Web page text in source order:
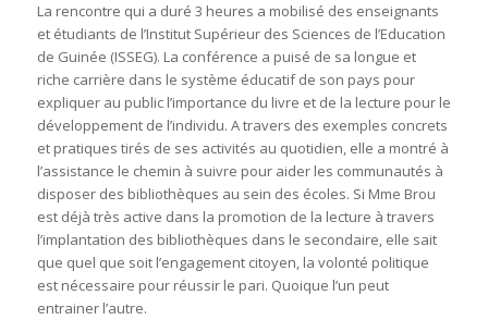
La rencontre qui a duré 3 heures a mobilisé des enseignants
et étudiants de l’Institut Supérieur des Sciences de l’Education
de Guinée (ISSEG). La conférence a puisé de sa longue et
riche carrière dans le système éducatif de son pays pour
expliquer au public l’importance du livre et de la lecture pour le
développement de l’individu. A travers des exemples concrets
et pratiques tirés de ses activités au quotidien, elle a montré à
l’assistance le chemin à suivre pour aider les communautés à
disposer des bibliothèques au sein des écoles. Si Mme Brou
est déjà très active dans la promotion de la lecture à travers
l’implantation des bibliothèques dans le secondaire, elle sait
que quel que soit l’engagement citoyen, la volonté politique
est nécessaire pour réussir le pari. Quoique l’un peut
entrainer l’autre.